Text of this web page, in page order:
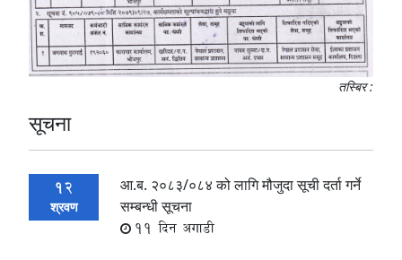
तस्बिर :
सूचना
12
श्रवण
आ.ब. २०८३/०८४ को लागि मौजुदा सूची दर्ता गर्ने
सम्बन्धी सूचना
11 दिन अगाडी